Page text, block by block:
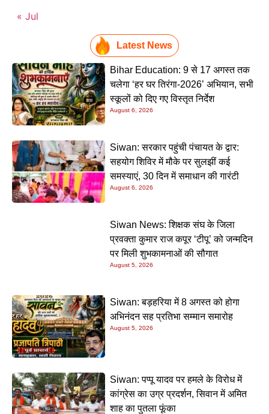
« Jul
Latest News
Bihar Education: 9 से 17 अगस्त तक
चलेगा ‘हर घर तिरंगा-2026’ अभियान, सभी
स्कूलों को दिए गए विस्तृत निर्देश
August 6, 2026
Siwan: सरकार पहुंची पंचायत के द्वार:
सहयोग शिविर में मौके पर सुलझीं कई
समस्याएं, 30 दिन में समाधान की गारंटी
August 6, 2026
Siwan News: शिक्षक संघ के जिला
प्रवक्ता कुमार राज कपूर ‘टीपू’ को जन्मदिन
पर मिली शुभकामनाओं की सौगात
August 5, 2026
Siwan: बड़हरिया में 8 अगस्त को होगा
अभिनंदन सह प्रतिभा सम्मान समारोह
August 5, 2026
Siwan: पप्पू यादव पर हमले के विरोध में
कांग्रेस का उग्र प्रदर्शन, सिवान में अमित
शाह का पुतला फूंका